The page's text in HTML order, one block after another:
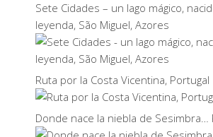
Sete Cidades – un lago mágico,
leyenda, São Miguel, Azores
Ruta por la Costa Vicentina, Portugal
Donde nace la niebla de Sesimbra…